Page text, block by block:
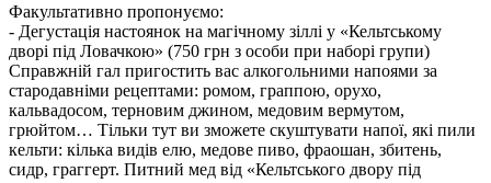
Факультативно пропонуємо:
- Дегустація настоянок на магічному зіллі у «Кельтському
дворі під Ловачкою» (750 грн з особи при наборі групи)
Справжній гал пригостить вас алкогольними напоями за
стародавніми рецептами: ромом, граппою, орухо,
кальвадосом, терновим джином, медовим вермутом,
грюйтом… Тільки тут ви зможете скуштувати напої, які пили
кельти: кілька видів елю, медове пиво, фраошан, збитень,
сидр, граггерт. Питний мед від «Кельтського двору під